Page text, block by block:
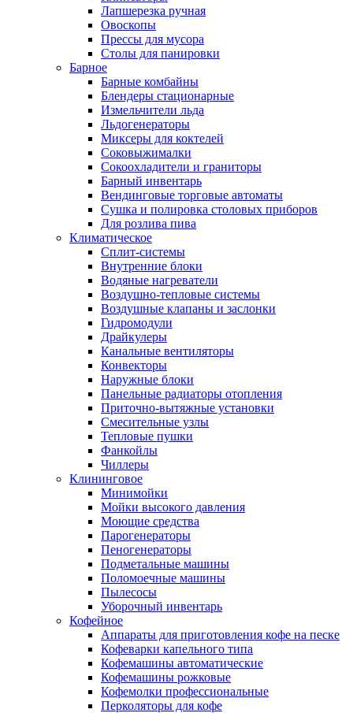
Лапшерезка ручная
Овоскопы
Прессы для мусора
Столы для панировки
Барное
Барные комбайны
Блендеры стационарные
Измельчители льда
Льдогенераторы
Миксеры для коктелей
Соковыжималки
Сокоохладители и граниторы
Барный инвентарь
Вендинговые торговые автоматы
Сушка и полировка столовых приборов
Для розлива пива
Климатическое
Сплит-системы
Внутренние блоки
Водяные нагреватели
Воздушно-тепловые системы
Воздушные клапаны и заслонки
Гидромодули
Драйкулеры
Канальные вентиляторы
Конвекторы
Наружные блоки
Панельные радиаторы отопления
Приточно-вытяжные установки
Смесительные узлы
Тепловые пушки
Фанкойлы
Чиллеры
Клининговое
Минимойки
Мойки высокого давления
Моющие средства
Парогенераторы
Пеногенераторы
Подметальные машины
Поломоечные машины
Пылесосы
Уборочный инвентарь
Кофейное
Аппараты для приготовления кофе на песке
Кофеварки капельного типа
Кофемашины автоматические
Кофемашины рожковые
Кофемолки профессиональные
Перколяторы для кофе